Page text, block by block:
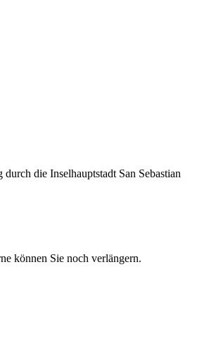
die Inselhauptstadt San Sebastian
können Sie noch verlängern.